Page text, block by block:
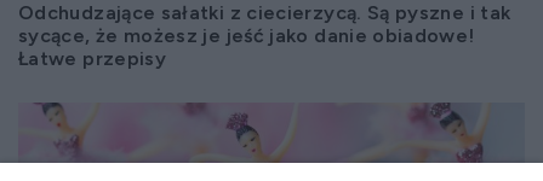
Odchudzające sałatki z ciecierzycą. Są pyszne i tak
sycące, że możesz je jeść jako danie obiadowe!
Łatwe przepisy